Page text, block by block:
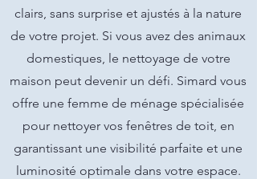
clairs, sans surprise et ajustés à la nature
de votre projet. Si vous avez des animaux
domestiques, le nettoyage de votre
maison peut devenir un défi. Simard vous
offre une femme de ménage spécialisée
pour nettoyer vos fenêtres de toit, en
garantissant une visibilité parfaite et une
luminosité optimale dans votre espace.